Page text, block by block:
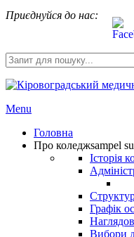
Приєднуйся до нас:
Menu
Головна
Про коледжsampel
Історія
Графік
Вибори